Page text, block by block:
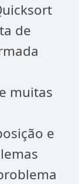
de
muitas
e